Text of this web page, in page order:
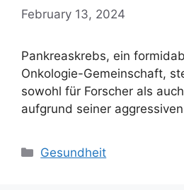
February 13, 2024
Pankreaskrebs, ein
Onkologie-Gemeinschaft,
sowohl für Forscher als
aufgrund seiner
Categories
Gesundheit